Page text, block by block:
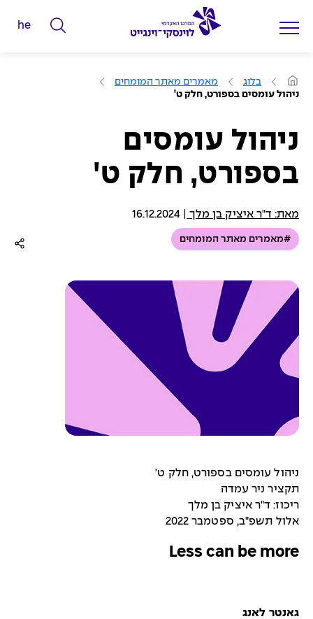
ה
ו
he
ע
מ
ו
ב
ת
בלוג
מאמרים מאתר המומחים
ניהול עומסים בספורט, חלק ט'
ניהול עומסים
בספורט, חלק ט'
מאת: ד"ר איציק בן מלך 16.12.2024
#מאמרים מאתר המומחים
ניהול עומסים בספורט, חלק ט'
תקציר ניר עמדה
ריכוז: ד"ר איציק בן מלך
אלול תשפ"ב, ספטמבר 2022
Less can be more
גאנטר לאנג